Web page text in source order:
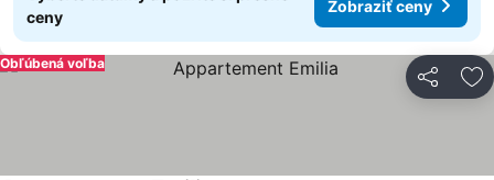
ceny
Zobraziť ceny
Zdieľať
Obľúbená voľba